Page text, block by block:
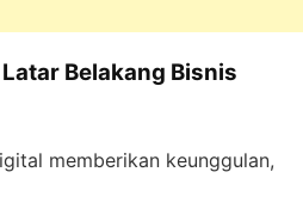
Belakang Bisnis
memberikan keunggulan,